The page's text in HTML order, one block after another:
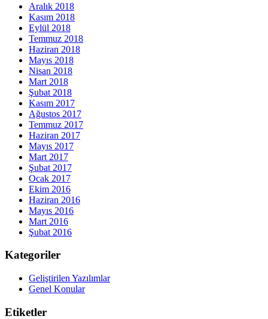
Aralık 2018
Kasım 2018
Eylül 2018
Temmuz 2018
Haziran 2018
Mayıs 2018
Nisan 2018
Mart 2018
Şubat 2018
Kasım 2017
Ağustos 2017
Temmuz 2017
Haziran 2017
Mayıs 2017
Mart 2017
Şubat 2017
Ocak 2017
Ekim 2016
Haziran 2016
Mayıs 2016
Mart 2016
Şubat 2016
Kategoriler
Geliştirilen Yazılımlar
Genel Konular
Etiketler